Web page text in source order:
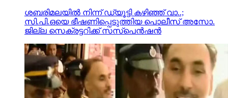
ശബരിമലയില്‍ നിന്ന് ഡ്യൂട്ടി കഴിഞ്ഞ് വാ..;
സി.പി.ഒയെ ഭീഷണിപ്പെടുത്തിയ പൊലീസ് അസോ.
ജില്ല സെക്രട്ടറിക്ക് സസ്‌പെന്‍ഷന്‍